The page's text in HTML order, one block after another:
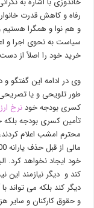
رفاه و کاهش قدرت
و هم نوا و همگرا هستیم
سیاست به نحوی اجرا و
خرید خود را اصلاً از
وی در ادامه این گفتگو
طور تلویحی و یا
کسری بودجه خودنرخ ارز
تأمین کسری بودجه
محترم امشب اعلام
خود ایجاد نخواهد کرد.
کند و دیگر نیازمند
دیگر کند بلکه می تواند
و حقوق کارکنان و سایر